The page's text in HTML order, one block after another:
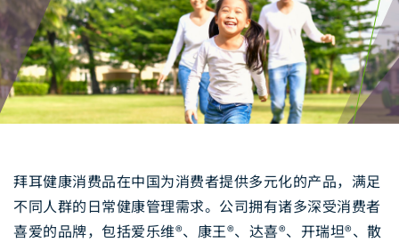
拜耳健康消费品在中国为消费者提供多元化的产品，满足
不同人群的日常健康管理需求。公司拥有诸多深受消费者
喜爱的品牌，包括爱乐维®、康王®、达喜®、开瑞坦®、散